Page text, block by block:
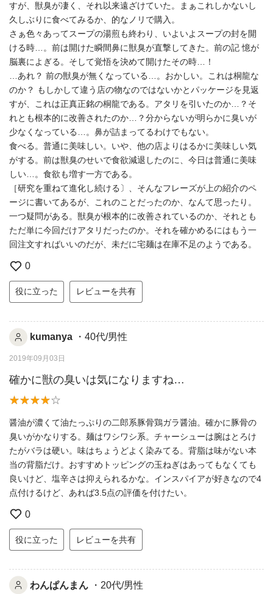
すが、獣臭が凄く、それ以来遠ざけていた。まぁこれしかないし
久しぶりに食べてみるか、的なノリで購入。
さぁ色々あってスープの湯煎も終わり、いよいよスープの封を開
ける時…。前は開けた瞬間鼻に獣臭が直撃してきた。前の記 憶が
脳裏によぎる。そして覚悟を決めて開けたその時…！
…あれ？ 前の獣臭が無くなっている…。おかしい。これは桐龍な
のか？ もしかして違う店の物なのではないかとパッケージを見返
すが、これは正真正銘の桐龍である。アタリを引いたのか…？そ
れとも根本的に改善されたのか…？分からないが明らかに臭いが
少なくなっている…。鼻が詰まってるわけでもない。
食べる。普通に美味しい。いや、他の店よりはるかに美味しい気
がする。前は獣臭のせいで食欲減退したのに、今日は普通に美味
しい…。食欲も増す一方である。
［研究を重ねて進化し続ける〕、そんなフレーズが上の紹介のペ
ージに書いてあるが、これのことだったのか、なんて思ったり。
一つ疑問がある。獣臭が根本的に改善されているのか、それとも
ただ単に今回だけアタリだったのか。それを確かめるにはもう一
回注文すればいいのだが、未だに宅麺は在庫不足のようである。
0
役に立った レビューを共有
kumanya ・40代/男性
2019年09月03日
確かに獣の臭いは気になりますね…
醤油が濃くて油たっぷりの二郎系豚骨鶏ガラ醤油。確かに豚骨の
臭いがかなりする。麺はワシワシ系。チャーシューは腕はとろけ
たがバラは硬い。味はちょうどよく染みてる。背脂は味がない本
当の背脂だけ。おすすめトッピングの玉ねぎはあってもなくても
良いけど、塩辛さは抑えられるかな。インスパイアが好きなので4
点付けるけど、あれば3.5点の評価を付けたい。
0
役に立った レビューを共有
わんぱんまん ・20代/男性